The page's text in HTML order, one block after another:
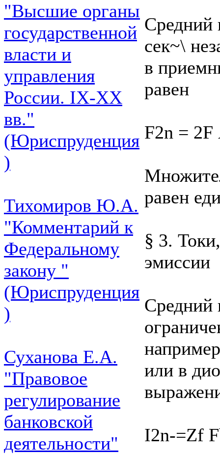
"Высшие органы
государственной
власти и
управления
России. IХ-ХХ
вв."
(Юриспруденция
)
Тихомиров Ю.А.
"Комментарий к
Федеральному
закону "
(Юриспруденция
)
Суханова Е.А.
"Правовое
регулирование
банковской
деятельности"
Средний
сек~\
в
равен
F2n =
равен
§ 3.
эмиссии
Средний
или в
I2n-=Zf